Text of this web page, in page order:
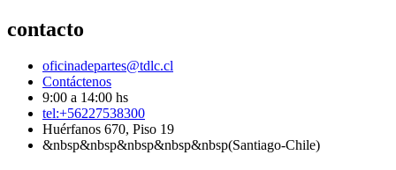
contacto
oficinadepartes@tdlc.cl
Contáctenos
9:00 a 14:00 hs
tel:+56227538300
Huérfanos 670, Piso 19
&nbsp&nbsp&nbsp&nbsp&nbsp(Santiago-Chile)